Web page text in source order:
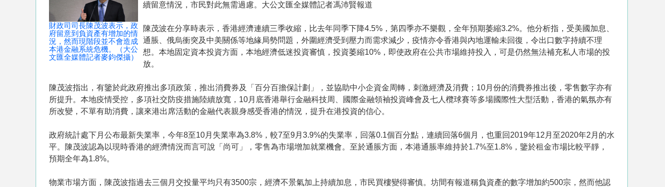
財政司司長陳茂波表示，政
府留意到負資產有增加的情
況，然而現階段並不會造成
本港金融系統危機。（大公
文匯全媒體記者麥鈞傑攝）
續留意情況，市民對此無需過慮。大公文匯全媒體記者馮沛賢報道
陳茂波在分享時表示，香港經濟連續三季收縮，比去年同季下降4.5%，第四季亦不樂觀，全年預期萎縮3.2%。他分析指，受美國加息、
通脹、俄烏衝突及中美關係等地緣局勢問題，外圍經濟受到壓力而需求減少，疫情亦令香港與內地運輸未回復，令出口數字持續不理
想。本地固定資本投資方面，本地經濟低迷投資審慎，投資萎縮10%，即使政府在公共市場維持投入，可是仍然無法補充私人市場的投
放。
陳茂波指出，有鑒於此政府推出多項政策，推出消費券及「百分百擔保計劃」，並協助中小企資金周轉，刺激經濟及消費；10月份的消費券推出後，零售數字亦有
所提升。本地疫情受控，多項社交防疫措施陸續放寬，10月底香港舉行金融科技周、國際金融領袖投資峰會及七人欖球賽等多場國際性大型活動，香港的氣氛亦有
所改變，不單有助消費，讓來港出席活動的金融代表親身感受香港的情況，提升在港投資的信心。
政府統計處下月公布最新失業率，今年8至10月失業率為3.8%，較7至9月3.9%的失業率，回落0.1個百分點，連續回落6個月，也重回2019年12月至2020年2月的水
平。陳茂波認為以現時香港的經濟情況而言可說「尚可」，零售為市場增加就業機會。至於通脹方面，本港通脹率維持於1.7%至1.8%，鑒於租金市場比較平靜，
預期全年為1.8%。
物業市場方面，陳茂波指過去三個月交投量平均只有3500宗，經濟不景氣加上持續加息，市民買樓變得審慎。坊間有報道稱負資產的數字增加約500宗，然而他認